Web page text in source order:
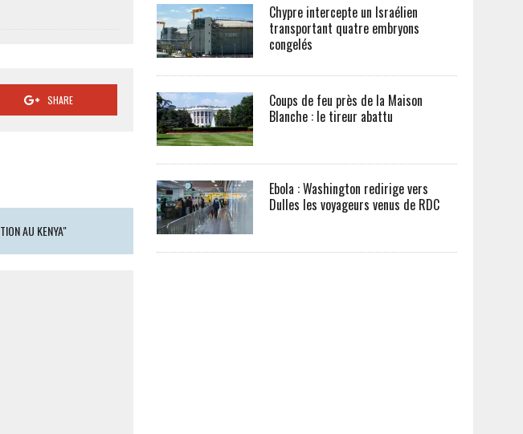
SHARE
AU KENYA"
Chypre intercepte un Israélien
transportant quatre embryons
congelés
Coups de feu près de la Maison
Blanche : le tireur abattu
Ebola : Washington redirige vers
Dulles les voyageurs venus de RDC